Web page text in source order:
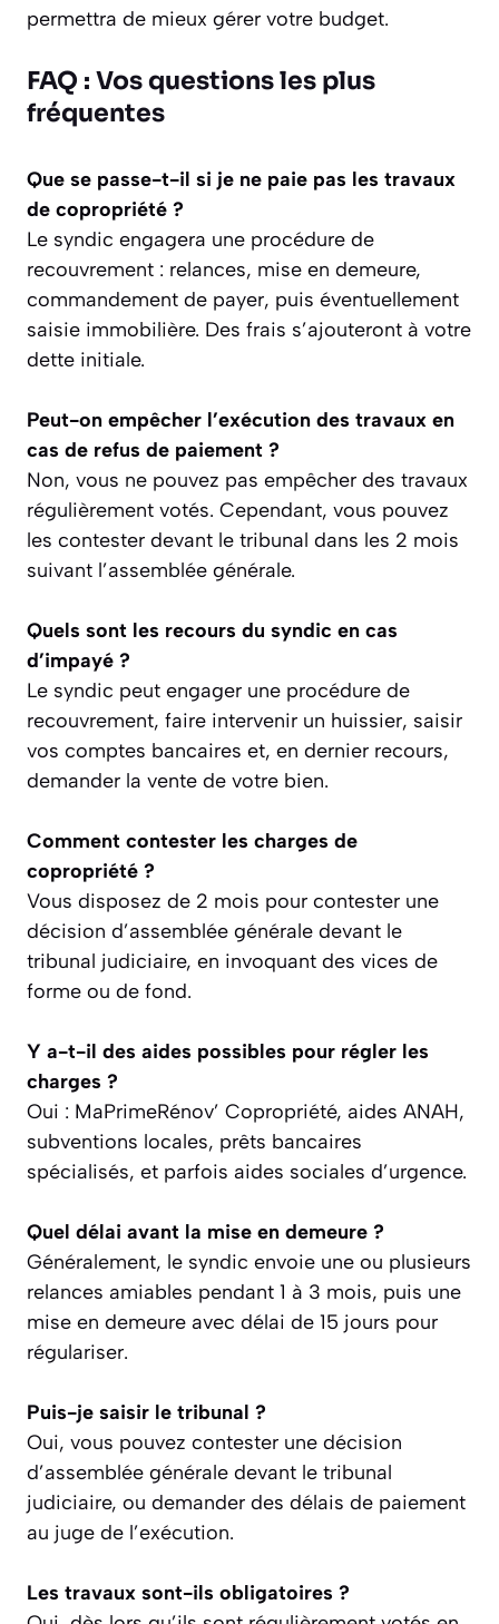
permettra de mieux gérer votre budget.
FAQ : Vos questions les plus
fréquentes
Que se passe-t-il si je ne paie pas les travaux
de copropriété ?
Le syndic engagera une procédure de
recouvrement : relances, mise en demeure,
commandement de payer, puis éventuellement
saisie immobilière. Des frais s’ajouteront à votre
dette initiale.
Peut-on empêcher l’exécution des travaux en
cas de refus de paiement ?
Non, vous ne pouvez pas empêcher des travaux
régulièrement votés. Cependant, vous pouvez
les contester devant le tribunal dans les 2 mois
suivant l’assemblée générale.
Quels sont les recours du syndic en cas
d’impayé ?
Le syndic peut engager une procédure de
recouvrement, faire intervenir un huissier, saisir
vos comptes bancaires et, en dernier recours,
demander la vente de votre bien.
Comment contester les charges de
copropriété ?
Vous disposez de 2 mois pour contester une
décision d’assemblée générale devant le
tribunal judiciaire, en invoquant des vices de
forme ou de fond.
Y a-t-il des aides possibles pour régler les
charges ?
Oui : MaPrimeRénov’ Copropriété, aides ANAH,
subventions locales, prêts bancaires
spécialisés, et parfois aides sociales d’urgence.
Quel délai avant la mise en demeure ?
Généralement, le syndic envoie une ou plusieurs
relances amiables pendant 1 à 3 mois, puis une
mise en demeure avec délai de 15 jours pour
régulariser.
Puis-je saisir le tribunal ?
Oui, vous pouvez contester une décision
d’assemblée générale devant le tribunal
judiciaire, ou demander des délais de paiement
au juge de l’exécution.
Les travaux sont-ils obligatoires ?